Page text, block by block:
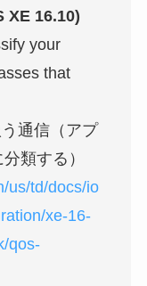
XE 16.10)
your
that
通信（アプ
類する）
us/td/docs/io
xe-16-
qos-